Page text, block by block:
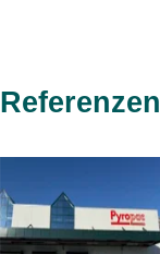
Referenzen